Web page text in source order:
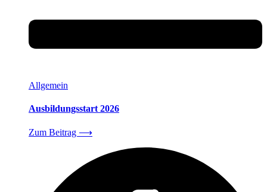
Allgemein
Ausbildungsstart 2026
Zum Beitrag ⟶